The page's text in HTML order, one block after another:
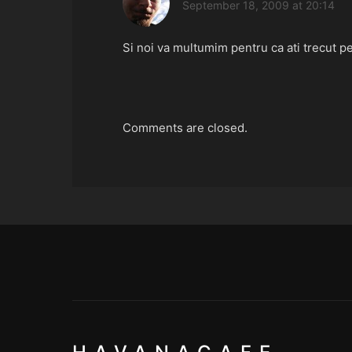
September 18, 2009 at 20:14
Si noi va multumim pentru ca ati trecut
Comments are closed.